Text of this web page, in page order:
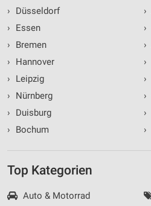
›
Düsseldorf
›
Essen
›
Bremen
›
Hannover
›
Leipzig
›
Nürnberg
›
Duisburg
›
Bochum
›
›
›
›
›
›
›
›
Top Kategorien
Auto & Motorrad